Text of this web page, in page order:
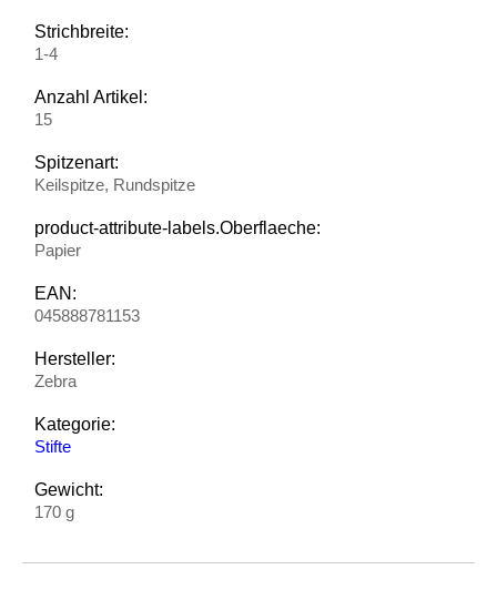
Strichbreite:
1-4
Anzahl Artikel:
15
Spitzenart:
Keilspitze, Rundspitze
product-attribute-labels.Oberflaeche:
Papier
EAN:
045888781153
Hersteller:
Zebra
Kategorie:
Stifte
Gewicht:
170 g